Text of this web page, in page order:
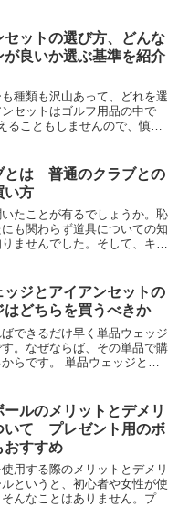
セットの選び方、どんな
が良いか選ぶ基準を紹介
種類も沢山あって、どれを選
セットはゴルフ用品の中で
ることもしませんので、慎重
とは 普通のクラブとの
方
たことが有るでしょうか。恥
も関わらず道具についての知
ませんでした。そして、キャ
ッジとアイアンセットの
はどちらを買うべきか
できるだけ早く単品ウェッジ
。なぜならば、その単品で購
らです。 単品ウェッジとア
ールのメリットとデメリ
いて プレゼント用のボ
おすすめ
用する際のメリットとデメリ
というと、初心者や女性が使
んなことはありません。プロ